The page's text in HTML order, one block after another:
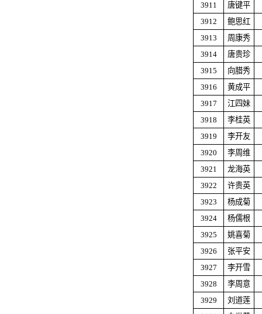
3911
唐键平
3912
鲍思红
3913
周康秀
3914
唐贵珍
3915
向腊秀
3916
黄成平
3917
江四妹
3918
李桂英
3919
李开友
3920
李周维
3921
龙海英
3922
许贵英
3923
杨成菊
3924
杨儒根
3925
姚喜菊
3926
张平安
3927
李开雪
3928
李周意
3929
刘道莲